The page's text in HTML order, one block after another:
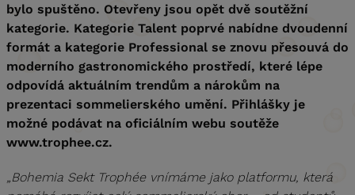
bylo spuštěno. Otevřeny jsou opět dvě soutěžní
kategorie. Kategorie Talent poprvé nabídne dvoudenní
formát a kategorie Professional se znovu přesouvá do
moderního gastronomického prostředí, které lépe
odpovídá aktuálním trendům a nárokům na
prezentaci sommelierského umění. Přihlášky je
možné podávat na oficiálním webu soutěže
www.trophee.cz.
„Bohemia Sekt Trophée vnímáme jako platformu, která